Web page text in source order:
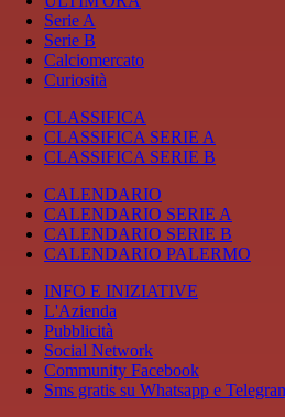
Serie A
Serie B
Calciomercato
Curiosità
CLASSIFICA
CLASSIFICA SERIE A
CLASSIFICA SERIE B
CALENDARIO
CALENDARIO SERIE A
CALENDARIO SERIE B
CALENDARIO PALERMO
INFO E INIZIATIVE
L'Azienda
Pubblicità
Social Network
Community Facebook
Sms gratis su Whatsapp e